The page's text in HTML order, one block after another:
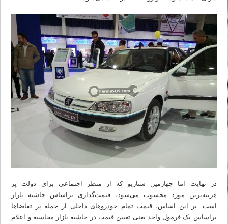
در نهایت اما چهارمین سناریو که از منظر اجتماعی برای دولت پر
هزینه‌ترین مورد محسوب می‌شود، قیمت‌گذاری براساس حاشیه بازار
است. بر این اساس، قیمت تمام خودروهای داخلی از جمله پر تقاضا‌ها
براساس یک فرمول واحد یعنی تعیین قیمت در حاشیه بازار محاسبه و اعلام